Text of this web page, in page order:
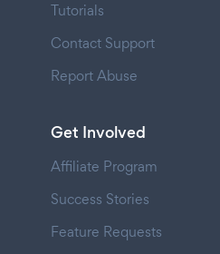
Tutorials
Contact Support
Report Abuse
Get Involved
Affiliate Program
Success Stories
Feature Requests